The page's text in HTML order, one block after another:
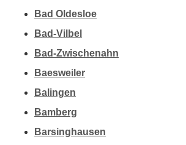
Bad Oldesloe
Bad-Vilbel
Bad-Zwischenahn
Baesweiler
Balingen
Bamberg
Barsinghausen